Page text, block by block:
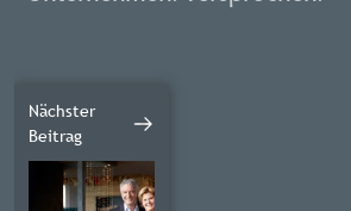
Nächster
Beitrag